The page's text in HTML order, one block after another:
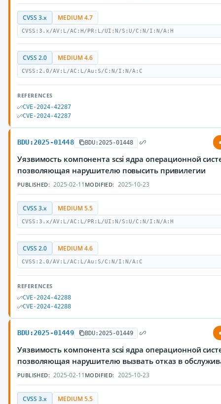
CVSS 3.x MEDIUM 4.7
CVSS:3.x/AV:L/AC:H/PR:L/UI:N/S:U/C:N/I:N/A:H
CVSS 2.0 MEDIUM 4.6
CVSS:2.0/AV:L/AC:L/Au:S/C:N/I:N/A:C
REFERENCES
CVE-2024-42287
CVE-2024-42287
BDU:2025-01448 BDU:2025-01448
Уязвимость компонента scsi ядра операционной
позволяющая нарушителю повысить привилегии
PUBLISHED: 2025-02-11 MODIFIED: 2025-10-23
CVSS 3.x MEDIUM 5.5
CVSS:3.x/AV:L/AC:L/PR:L/UI:N/S:U/C:N/I:N/A:H
CVSS 2.0 MEDIUM 4.6
CVSS:2.0/AV:L/AC:L/Au:S/C:N/I:N/A:C
REFERENCES
CVE-2024-42288
CVE-2024-42288
BDU:2025-01449 BDU:2025-01449
Уязвимость компонента scsi ядра операционной
позволяющая нарушителю вызвать отказ в
PUBLISHED: 2025-02-11 MODIFIED: 2025-10-23
CVSS 3.x MEDIUM 5.5